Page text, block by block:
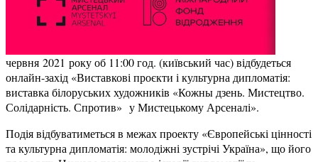
червня 2021 року об 11:00 год. (київський час) відбудеться
онлайн-захід «Виставкові проєкти і культурна дипломатія:
виставка білоруських художників «Кожны дзень. Мистецтво.
Солідарність. Спротив» у Мистецькому Арсеналі».
Подія відбуватиметься в межах проекту «Європейські цінності
та культурна дипломатія: молодіжні зустрічі Україна», що його